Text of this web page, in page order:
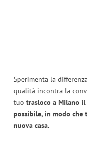
Sperimenta la
qualità incontra la
tuo trasloco a Milano
possibile, in modo che
nuova casa.